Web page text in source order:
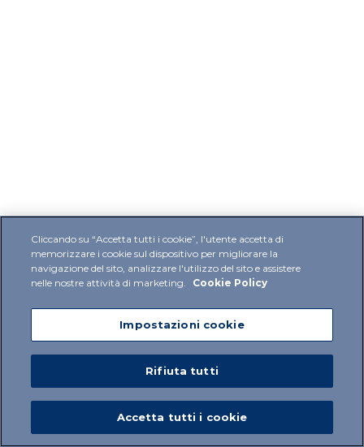
Cliccando su “Accetta tutti i cookie”, l'utente accetta di
memorizzare i cookie sul dispositivo per migliorare la
navigazione del sito, analizzare l'utilizzo del sito e assistere
nelle nostre attività di marketing.
Cookie Policy
Impostazioni cookie
Rifiuta tutti
Accetta tutti i cookie